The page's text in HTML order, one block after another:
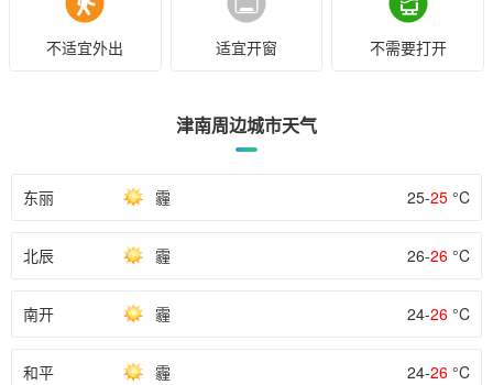
不适宜外出 适宜开窗 不需要打开
津南周边城市天气
东丽 霾 25-25 °C
北辰 霾 26-26 °C
南开 霾 24-26 °C
和平 霾 24-26 °C